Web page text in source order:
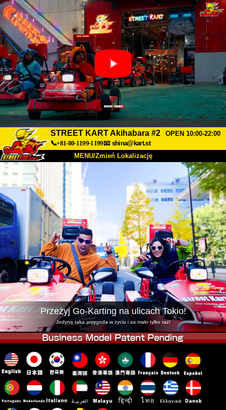
STREET KART Akihabara #2
OPEN 10:00-22:00
📞+81-80-1199-1199📧 shina@kart.st
MENU/Zmień Lokalizację
O nas Specyfikacja Cena
Dojazd FAQ
Firma Rezerwacja
Zmień Lokalizację
Tokyo Shinagawa Tokyo Akihabara#1
Tokyo Akihabara#2 Tokyo Shibuya
Tokyo Shibuya Annex Tokyo Bay
Tokyo Asakusa Osaka
Okinawa
Przeżyj Go-Karting na ulicach Tokio!
Jedyna taka przygoda w życiu i za mało tylko raz!